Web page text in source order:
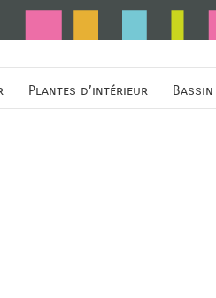
Plantes d’intérieur Bassin